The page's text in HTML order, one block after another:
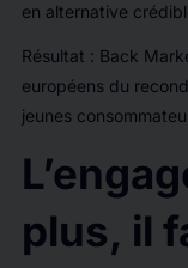
en alternative
Résultat : Back
européens du
jeunes
plus, il